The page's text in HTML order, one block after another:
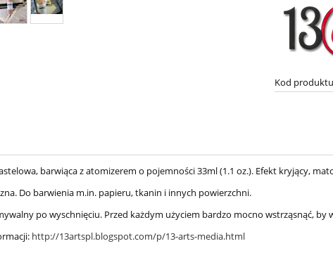
Kod
barwiąca z atomizerem o pojemności 33ml (1.1 oz.). Efekt kryjący,
Do barwienia m.in. papieru, tkanin i innych powierzchni.
po wyschnięciu. Przed każdym użyciem bardzo mocno wstrząsnąć, by
http://13artspl.blogspot.com/p/13-arts-media.html